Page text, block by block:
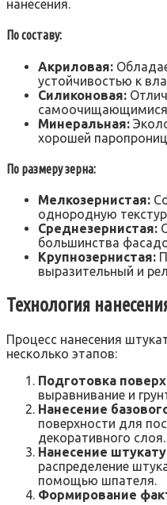
нанесения.
По составу:
Акриловая:
устойчивостью к
Силиконовая:
самоочищающимися
Минеральная:
хорошей
По размеру зерна:
Мелкозернистая:
однородную
Среднезернистая:
большинства
Крупнозернистая:
выразительный и
Технология
Процесс нанесения
несколько этапов:
Подготовка
выравнивание и
Нанесение
поверхности для
декоративного слоя.
Нанесение
распределение
помощью шпателя.
Формирование